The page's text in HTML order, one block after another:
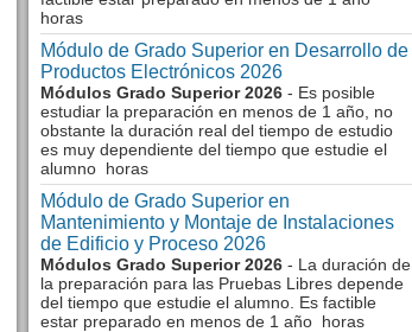
horas
Módulo de Grado Superior en Desarrollo de
Productos Electrónicos 2026
Módulos Grado Superior 2026 - Es posible
estudiar la preparación en menos de 1 año, no
obstante la duración real del tiempo de estudio
es muy dependiente del tiempo que estudie el
alumno horas
Módulo de Grado Superior en
Mantenimiento y Montaje de Instalaciones
de Edificio y Proceso 2026
Módulos Grado Superior 2026 - La duración de
la preparación para las Pruebas Libres depende
del tiempo que estudie el alumno. Es factible
estar preparado en menos de 1 año horas